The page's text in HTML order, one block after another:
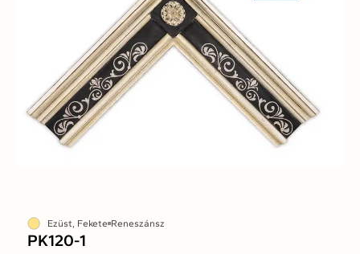
Ezüst, Fekete Reneszánsz
PK120-1